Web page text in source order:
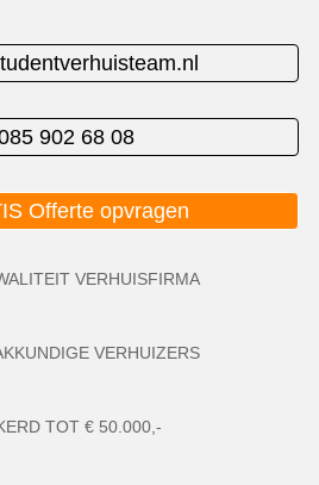
902 68 08
Offerte opvragen
VERHUISFIRMA
VERHUIZERS
TOT € 50.000,-